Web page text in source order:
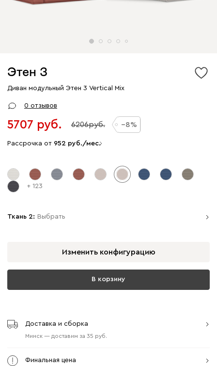
Этен 3
Диван модульный Этен 3 Vertical Mix
0 отзывов
5707 6206 8
Рассрочка от 952 /мес.
+ 123
Ткань 2: Выбрать
Изменить конфигурацию
В корзину
Доставка и сборка
Минск — доставим за 35
Финальная цена